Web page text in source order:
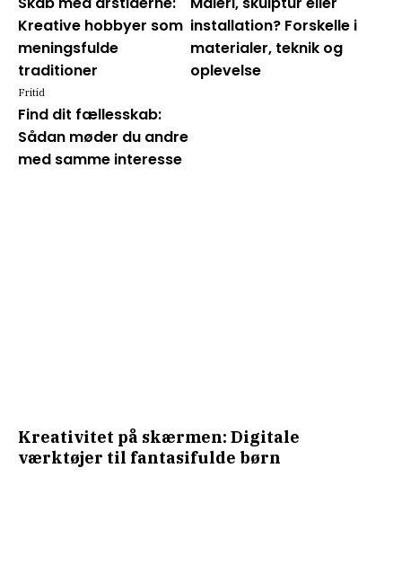
Kreative hobbyer som
meningsfulde
traditioner
installation? Forskelle i
materialer, teknik og
oplevelse
Find dit fællesskab:
Sådan møder du andre
med samme interesse
Fritid
Kreativitet på skærmen: Digitale
værktøjer til fantasifulde børn